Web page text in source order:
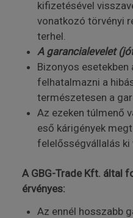
kifizetésével
vonatkozó törvényi
terhel.
A garancialevelet
Bizonyos
felhatalmazni a
természetesen a
Az ezeken túlmenő
eső kárigények
felelősségvállalás ki
A GBG-Trade Kft. által
érvényes:
Az ennél hosszabb